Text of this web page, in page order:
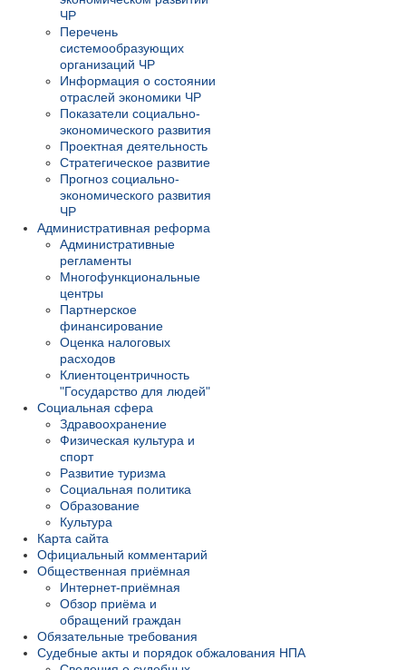
ЧР
Перечень
системообразующих
организаций ЧР
Информация о состоянии
отраслей экономики ЧР
Показатели социально-
экономического развития
Проектная деятельность
Стратегическое развитие
Прогноз социально-
экономического развития
ЧР
Административная реформа
Административные
регламенты
Многофункциональные
центры
Партнерское
финансирование
Оценка налоговых
расходов
Клиентоцентричность
"Государство для людей"
Социальная сфера
Здравоохранение
Физическая культура и
спорт
Развитие туризма
Социальная политика
Образование
Культура
Карта сайта
Официальный комментарий
Общественная приёмная
Интернет-приёмная
Обзор приёма и
обращений граждан
Обязательные требования
Судебные акты и порядок обжалования НПА